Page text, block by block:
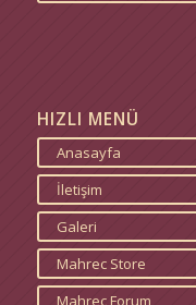
HIZLI MENÜ
Anasayfa
İletişim
Galeri
Mahrec Store
Mahrec Forum